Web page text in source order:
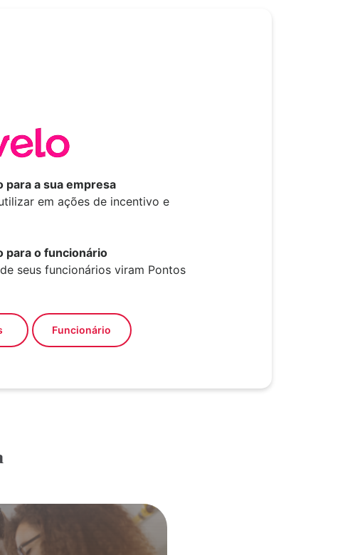
para a sua empresa
em ações de incentivo e
para o funcionário
seus funcionários viram Pontos
Funcionário